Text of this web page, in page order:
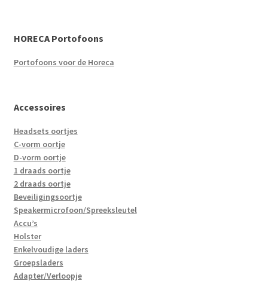
HORECA Portofoons
Portofoons voor de Horeca
Accessoires
Headsets oortjes
C-vorm oortje
D-vorm oortje
1 draads oortje
2 draads oortje
Beveiligingsoortje
Speakermicrofoon/Spreeksleutel
Accu’s
Holster
Enkelvoudige laders
Groepsladers
Adapter/Verloopje